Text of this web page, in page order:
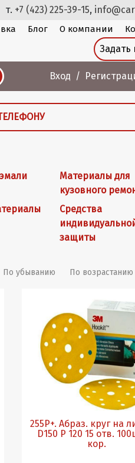
т. +7 (423) 225-39-15,
Блог О компании
Задать
Вход
Материалы для
кузовного
Средства
защиты
По убыванию По возрастанию
255Р+. Абраз. круг на
D150 P 120 15 отв. 100шт./в
кор.